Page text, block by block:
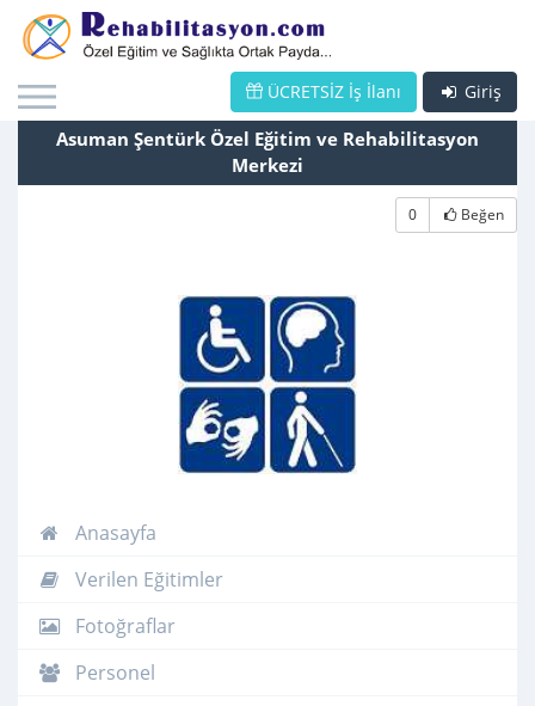
Giriş
ÜCRETSİZ İş İlanı
Asuman Şentürk Özel Eğitim ve Rehabilitasyon
Merkezi
0 Beğen
Anasayfa
Verilen Eğitimler
Fotoğraflar
Personel